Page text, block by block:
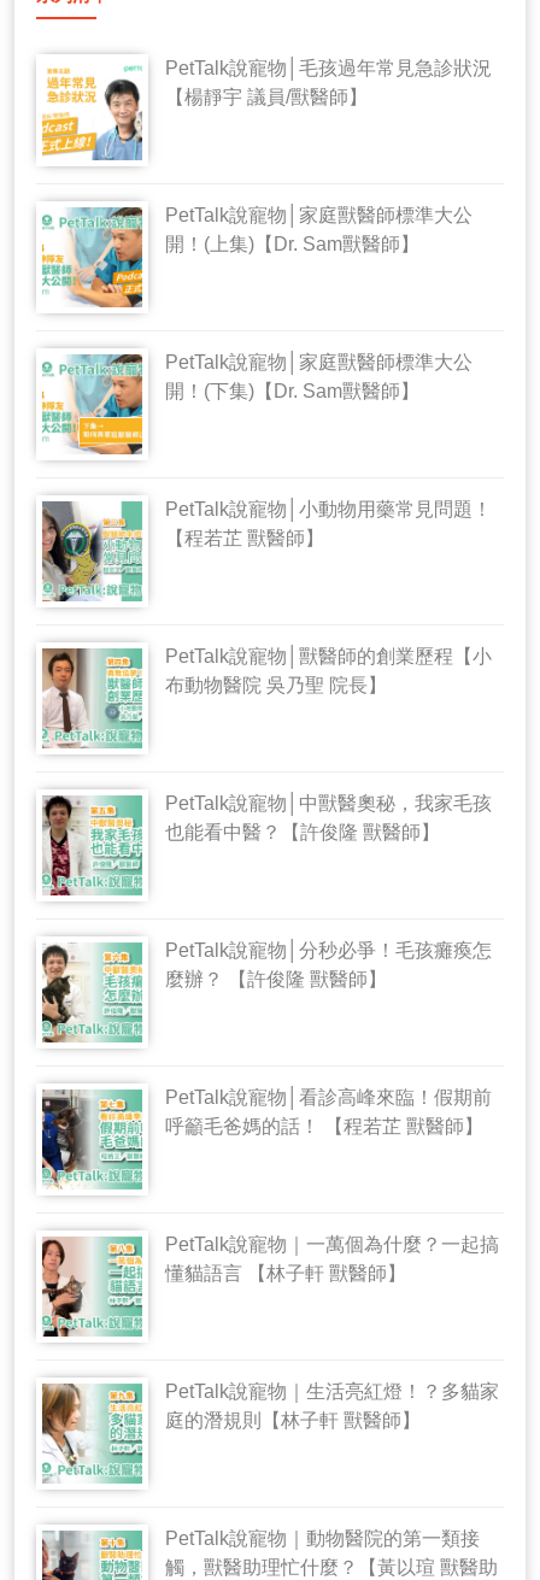
PetTalk說寵物│毛孩過年常見急診狀況
【楊靜宇 議員/獸醫師】
PetTalk說寵物│家庭獸醫師標準大公
開！(上集)【Dr. Sam獸醫師】
PetTalk說寵物│家庭獸醫師標準大公
開！(下集)【Dr. Sam獸醫師】
PetTalk說寵物│小動物用藥常見問題！
【程若芷 獸醫師】
PetTalk說寵物│獸醫師的創業歷程【小
布動物醫院 吳乃聖 院長】
PetTalk說寵物│中獸醫奧秘，我家毛孩
也能看中醫？【許俊隆 獸醫師】
PetTalk說寵物│分秒必爭！毛孩癱瘓怎
麼辦？ 【許俊隆 獸醫師】
PetTalk說寵物│看診高峰來臨！假期前
呼籲毛爸媽的話！ 【程若芷 獸醫師】
PetTalk說寵物｜一萬個為什麼？一起搞
懂貓語言 【林子軒 獸醫師】
PetTalk說寵物｜生活亮紅燈！？多貓家
庭的潛規則【林子軒 獸醫師】
PetTalk說寵物｜動物醫院的第一類接
觸，獸醫助理忙什麼？【黃以瑄 獸醫助